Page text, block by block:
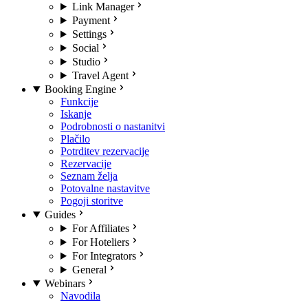
Link Manager
Payment
Settings
Social
Studio
Travel Agent
Booking Engine
Funkcije
Iskanje
Podrobnosti o nastanitvi
Plačilo
Potrditev rezervacije
Rezervacije
Seznam želja
Potovalne nastavitve
Pogoji storitve
Guides
For Affiliates
For Hoteliers
For Integrators
General
Webinars
Navodila